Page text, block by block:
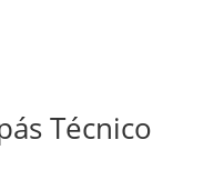
Técnico